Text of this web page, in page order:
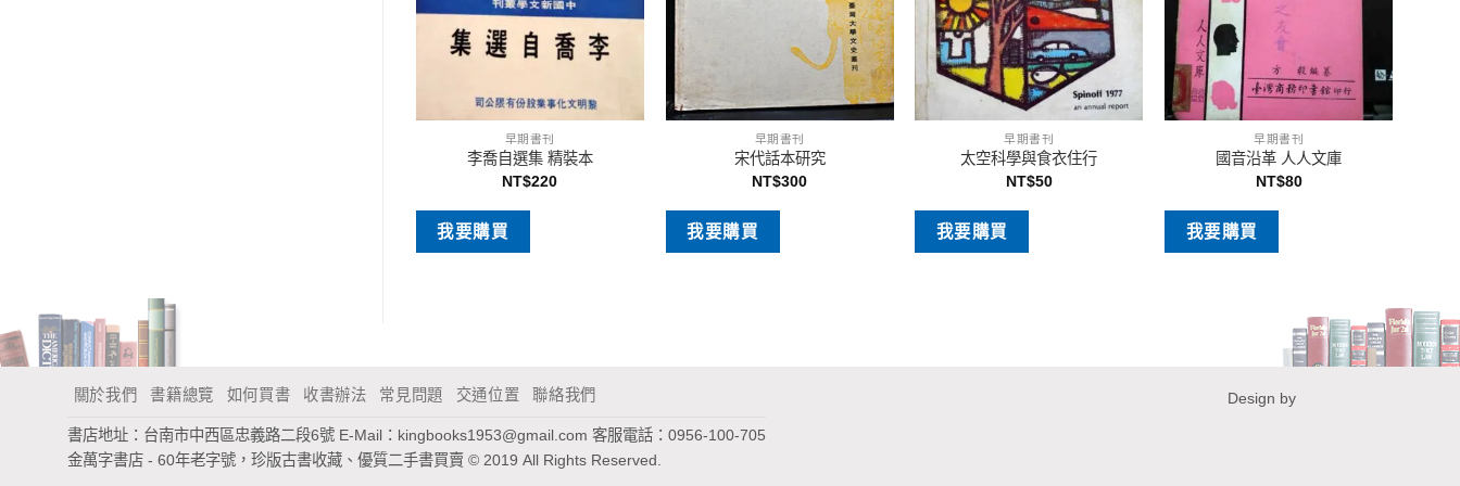
早期書刊
李喬自選集 精裝本
NT$220
我要購買
早期書刊
宋代話本研究
NT$300
我要購買
早期書刊
太空科學與食衣住行
NT$50
我要購買
早期書刊
國音沿革 人人文庫
NT$80
我要購買
Design by
關於我們 書籍總覽 如何買書 收書辦法 常見問題 交通位置 聯絡我們
書店地址：台南市中西區忠義路二段6號 E-Mail： kingbooks1953@gmail.com 客服電話：0956-100-705
金萬字書店 - 60年老字號，珍版古書收藏、優質二手書買賣 © 2019 All Rights Reserved.